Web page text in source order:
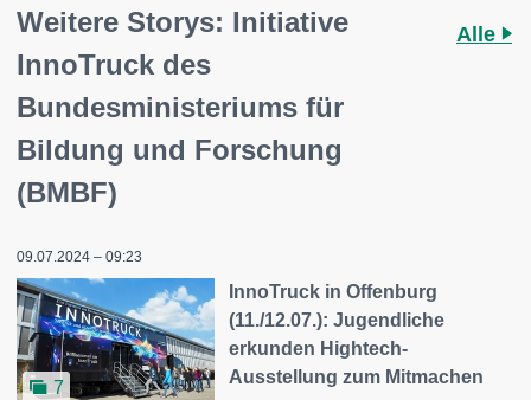
Weitere Storys: Initiative
InnoTruck des
Bundesministeriums für
Bildung und Forschung
(BMBF)
Alle
09.07.2024 – 09:23
7
InnoTruck in Offenburg
(11./12.07.): Jugendliche
erkunden Hightech-
Ausstellung zum Mitmachen